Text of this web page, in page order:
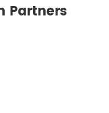
Partners